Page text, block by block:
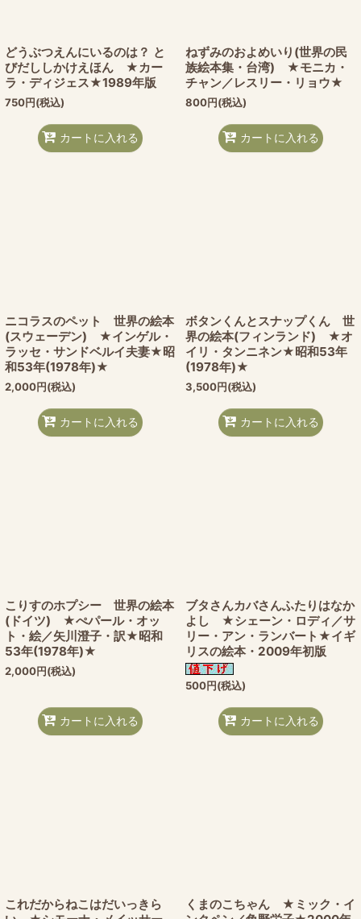
どうぶつえんにいるのは？ と
びだししかけえほん ★カー
ラ・ディジェス★1989年版
750円(税込)
カートに入れる
ねずみのおよめいり(世界の民
族絵本集・台湾) ★モニカ・
チャン／レスリー・リョウ★
800円(税込)
カートに入れる
ニコラスのペット 世界の絵本
(スウェーデン) ★インゲル・
ラッセ・サンドベルイ夫妻★昭
和53年(1978年)★
2,000円(税込)
カートに入れる
ボタンくんとスナップくん 世
界の絵本(フィンランド) ★オ
イリ・タンニネン★昭和53年
(1978年)★
3,500円(税込)
カートに入れる
こりすのホプシー 世界の絵本
(ドイツ) ★ぺパール・オッ
ト・絵／矢川澄子・訳★昭和
53年(1978年)★
2,000円(税込)
カートに入れる
ブタさんカバさんふたりはなか
よし ★シェーン・ロディ／サ
リー・アン・ランバート★イギ
リスの絵本・2009年初版
500円(税込)
カートに入れる
これだからねこはだいっきら
くまのこちゃん ★ミック・イ